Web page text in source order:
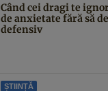
Când cei dragi te
de anxietate fără să
defensiv
ȘTIINȚĂ